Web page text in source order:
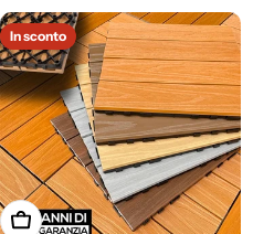
vendita
In sconto
Scegli le opzioni